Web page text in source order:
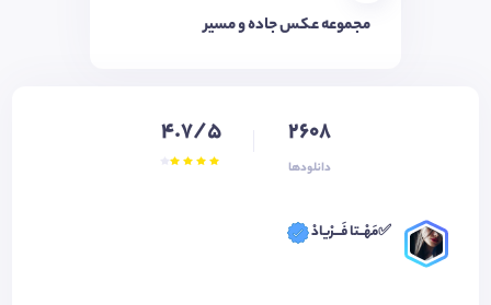
مجموعه عکس جاده و مسیر
2608
دانلودها
4.7/5
✅مَهْــتا فَـــرْیادْ